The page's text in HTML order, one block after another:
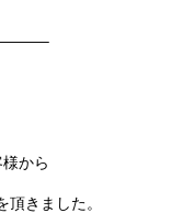
から
きました。